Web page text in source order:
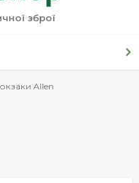
зброї
Allen